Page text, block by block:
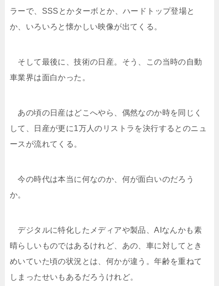
ラーで、SSSとかターボとか、ハードトップ登場と
か、いろいろと懐かしい映像が出てくる。
そして最後に、技術の日産。そう、この当時の自動
車業界は面白かった。
あの頃の日産はどこへやら、偶然なのか時を同じく
して、日産が更に1万人のリストラを決行するとのニュ
ースが流れてくる。
今の時代は本当に何なのか、何が面白いのだろう
か。
デジタルに特化したメディアや製品、AIなんかも素
晴らしいものではあるけれど、あの、車に対してとき
めいていた頃の状況とは、何かが違う。年齢を重ねて
しまったせいもあるだろうけれど。